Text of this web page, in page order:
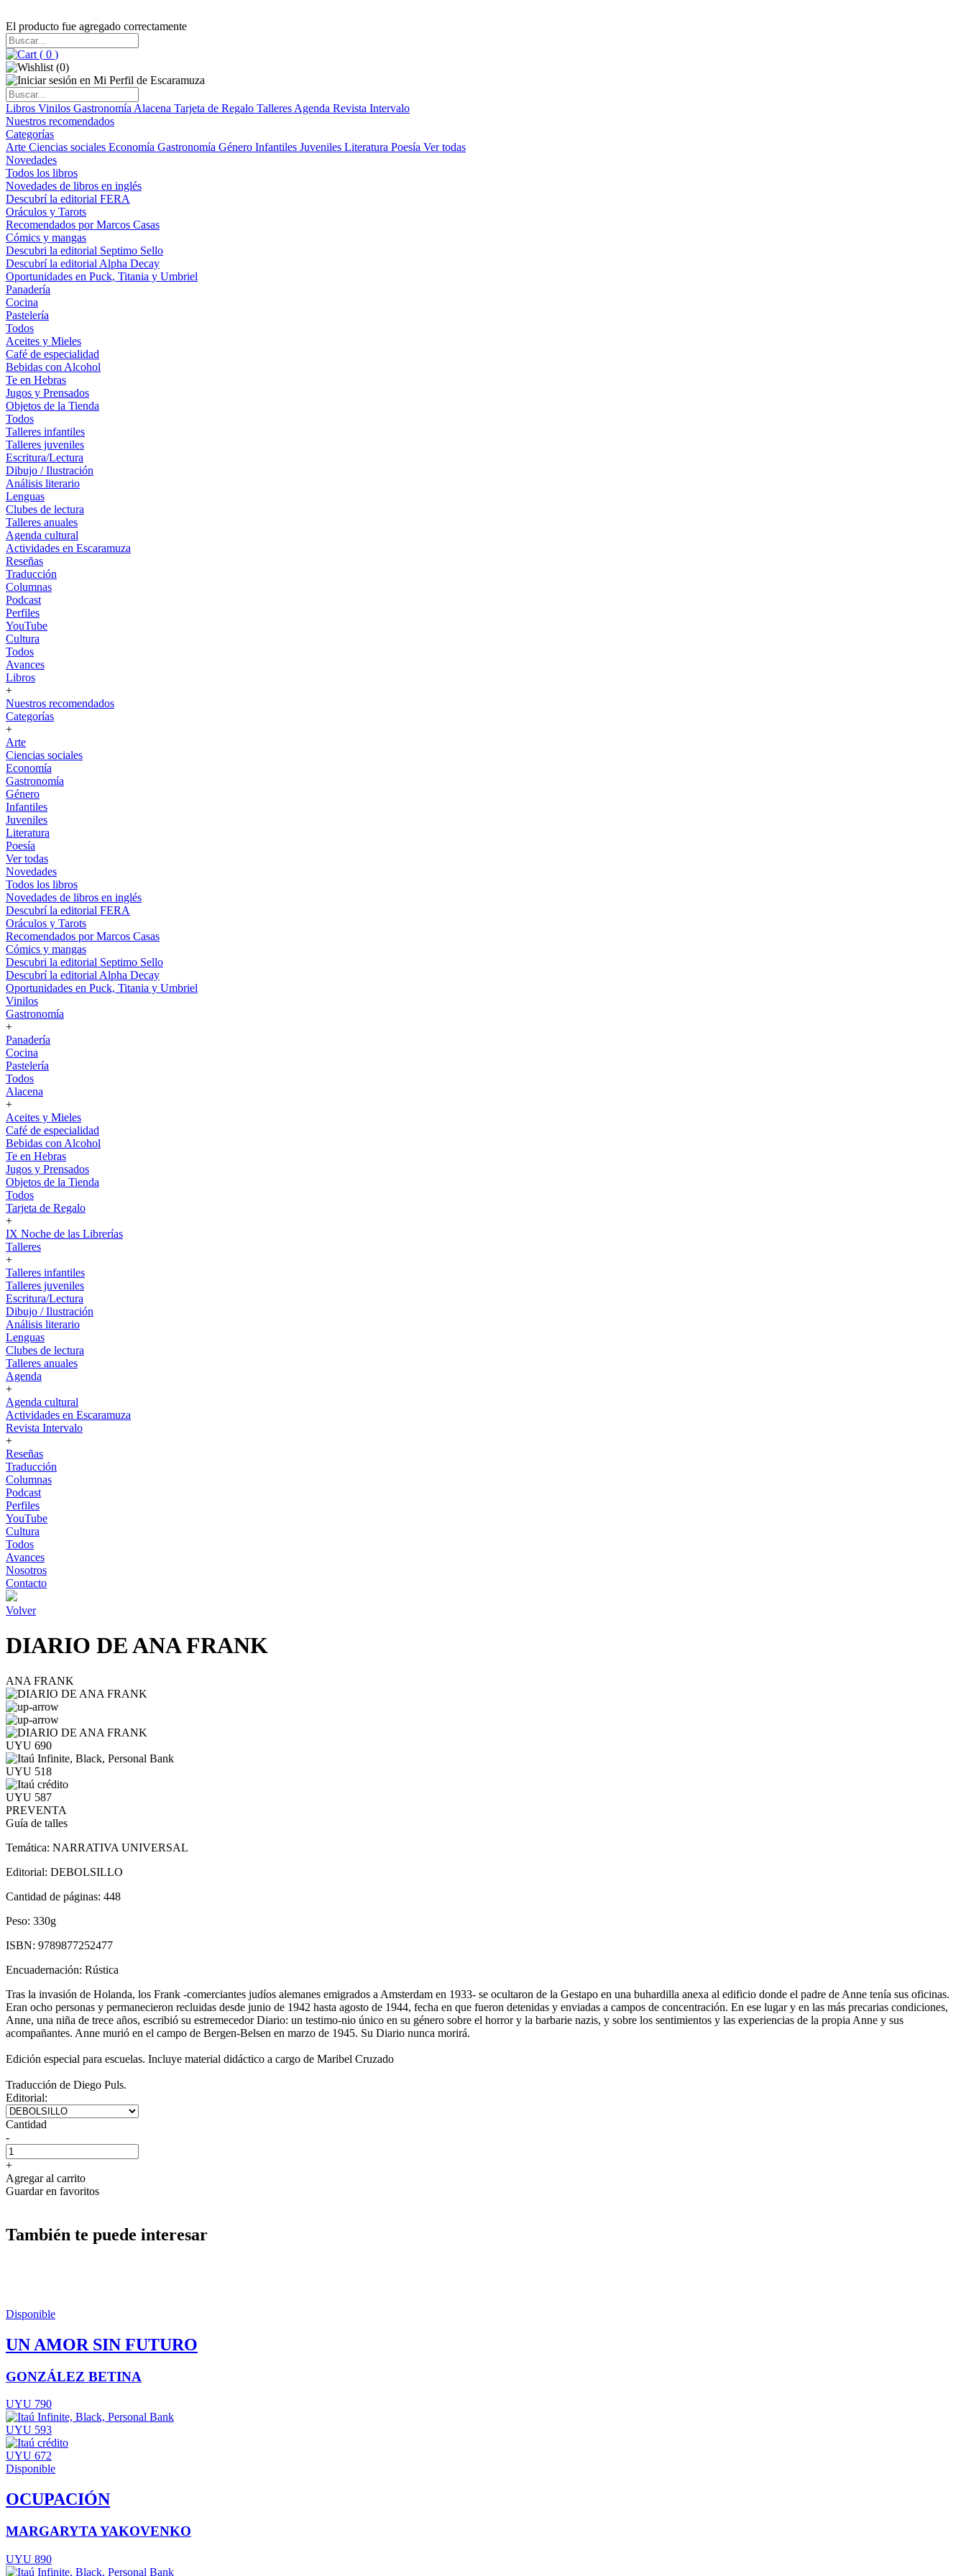
El producto fue agregado correctamente
( 0 )
(0)
Libros Vinilos Gastronomía Alacena Tarjeta de Regalo Talleres Agenda Revista Intervalo
Nuestros recomendados
Categorías
Arte Ciencias sociales Economía Gastronomía Género Infantiles Juveniles Literatura Poesía Ver todas
Novedades
Todos los libros
Novedades de libros en inglés
Descubrí la editorial FERA
Oráculos y Tarots
Recomendados por Marcos Casas
Cómics y mangas
Descubri la editorial Septimo Sello
Descubrí la editorial Alpha Decay
Oportunidades en Puck, Titania y Umbriel
Panadería
Cocina
Pastelería
Todos
Aceites y Mieles
Café de especialidad
Bebidas con Alcohol
Te en Hebras
Jugos y Prensados
Objetos de la Tienda
Todos
Talleres infantiles
Talleres juveniles
Escritura/Lectura
Dibujo / Ilustración
Análisis literario
Lenguas
Clubes de lectura
Talleres anuales
Agenda cultural
Actividades en Escaramuza
Reseñas
Traducción
Columnas
Podcast
Perfiles
YouTube
Cultura
Todos
Avances
Libros
+
Nuestros recomendados
Categorías
+
Arte
Ciencias sociales
Economía
Gastronomía
Género
Infantiles
Juveniles
Literatura
Poesía
Ver todas
Novedades
Todos los libros
Novedades de libros en inglés
Descubrí la editorial FERA
Oráculos y Tarots
Recomendados por Marcos Casas
Cómics y mangas
Descubri la editorial Septimo Sello
Descubrí la editorial Alpha Decay
Oportunidades en Puck, Titania y Umbriel
Vinilos
Gastronomía
+
Panadería
Cocina
Pastelería
Todos
Alacena
+
Aceites y Mieles
Café de especialidad
Bebidas con Alcohol
Te en Hebras
Jugos y Prensados
Objetos de la Tienda
Todos
Tarjeta de Regalo
+
IX Noche de las Librerías
Talleres
+
Talleres infantiles
Talleres juveniles
Escritura/Lectura
Dibujo / Ilustración
Análisis literario
Lenguas
Clubes de lectura
Talleres anuales
Agenda
+
Agenda cultural
Actividades en Escaramuza
Revista Intervalo
+
Reseñas
Traducción
Columnas
Podcast
Perfiles
YouTube
Cultura
Todos
Avances
Nosotros
Contacto
Volver
DIARIO DE ANA FRANK
ANA FRANK
UYU 690
UYU 518
UYU 587
PREVENTA
Guía de talles
Temática: NARRATIVA UNIVERSAL
Editorial: DEBOLSILLO
Cantidad de páginas: 448
Peso: 330g
ISBN: 9789877252477
Encuadernación: Rústica
Tras la invasión de Holanda, los Frank -comerciantes judíos alemanes emigrados a Amsterdam en 1933- se ocultaron de la Gestapo en una buhardilla anexa al edificio donde el padre de Anne tenía sus oficinas.
Eran ocho personas y permanecieron recluidas desde junio de 1942 hasta agosto de 1944, fecha en que fueron detenidas y enviadas a campos de concentración. En ese lugar y en las más precarias condiciones,
Anne, una niña de trece años, escribió su estremecedor Diario: un testimo-nio único en su género sobre el horror y la barbarie nazis, y sobre los sentimientos y las experiencias de la propia Anne y sus
acompañantes. Anne murió en el campo de Bergen-Belsen en marzo de 1945. Su Diario nunca morirá.
Edición especial para escuelas. Incluye material didáctico a cargo de Maribel Cruzado
Traducción de Diego Puls.
Editorial:
Cantidad
-
+
Agregar al carrito
Guardar en favoritos
También te puede interesar
Disponible
UN AMOR SIN FUTURO
GONZÁLEZ BETINA
UYU 790
UYU 593
UYU 672
Disponible
OCUPACIÓN
MARGARYTA YAKOVENKO
UYU 890